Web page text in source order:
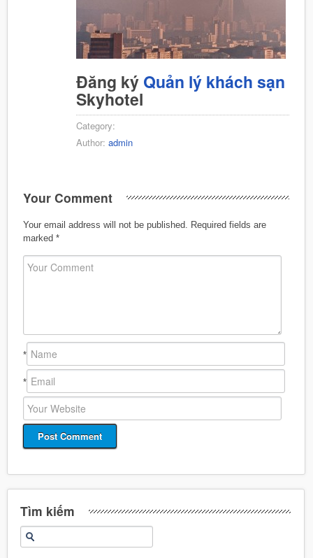
Đăng ký Quản lý khách sạn
Skyhotel
Category:
Author: admin
Your Comment
Your email address will not be published.
Required fields are
marked *
*
*
Tìm kiếm